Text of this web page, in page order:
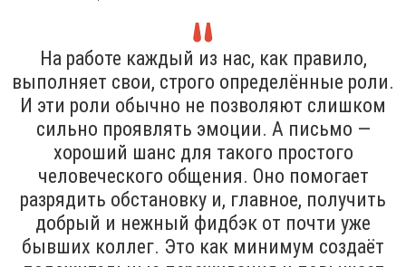
На работе каждый из нас, как правило,
выполняет свои, строго определённые роли.
И эти роли обычно не позволяют слишком
сильно проявлять эмоции. А письмо —
хороший шанс для такого простого
человеческого общения. Оно помогает
разрядить обстановку и, главное, получить
добрый и нежный фидбэк от почти уже
бывших коллег. Это как минимум создаёт